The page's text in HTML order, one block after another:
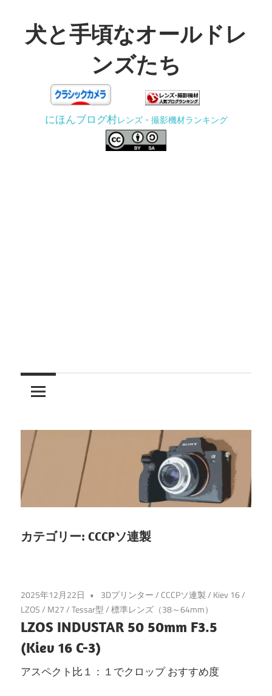
テ犬と手頃なオールドレ
ンズたち
う
にほんブログ村レンズ・撮影機材ランキング
カテゴリー: CCCPソ連製
2025年12月22日 3Dプリンター/ CCCPソ連製/ Kiev 16/
LZOS/ M27/Tessar型/標準レンズ（38～64mm）
LZOS INDUSTAR 50 50mm F3.5
(Kiev 16 C-3)
アスペクト比１：１でクロップ おすすめ度